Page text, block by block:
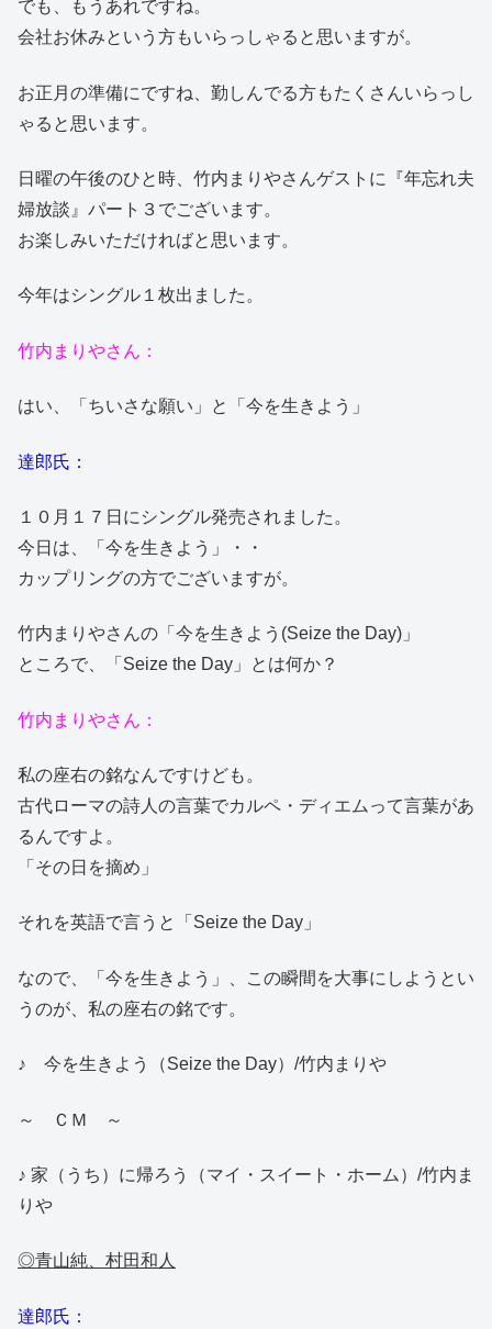
でも、もうあれですね。
会社お休みという方もいらっしゃると思いますが。
お正月の準備にですね、勤しんでる方もたくさんいらっし
ゃると思います。
日曜の午後のひと時、竹内まりやさんゲストに『年忘れ夫
婦放談』パート３でございます。
お楽しみいただければと思います。
今年はシングル１枚出ました。
竹内まりやさん：
はい、「ちいさな願い」と「今を生きよう」
達郎氏：
１０月１７日にシングル発売されました。
今日は、「今を生きよう」・・
カップリングの方でございますが。
竹内まりやさんの「今を生きよう(Seize the Day)」
ところで、「Seize the Day」とは何か？
竹内まりやさん：
私の座右の銘なんですけども。
古代ローマの詩人の言葉でカルペ・ディエムって言葉があ
るんですよ。
「その日を摘め」
それを英語で言うと「Seize the Day」
なので、「今を生きよう」、この瞬間を大事にしようとい
うのが、私の座右の銘です。
♪ 今を生きよう（Seize the Day）/竹内まりや
～ ＣＭ ～
♪ 家（うち）に帰ろう（マイ・スイート・ホーム）/竹内ま
りや
◎青山純、村田和人
達郎氏：